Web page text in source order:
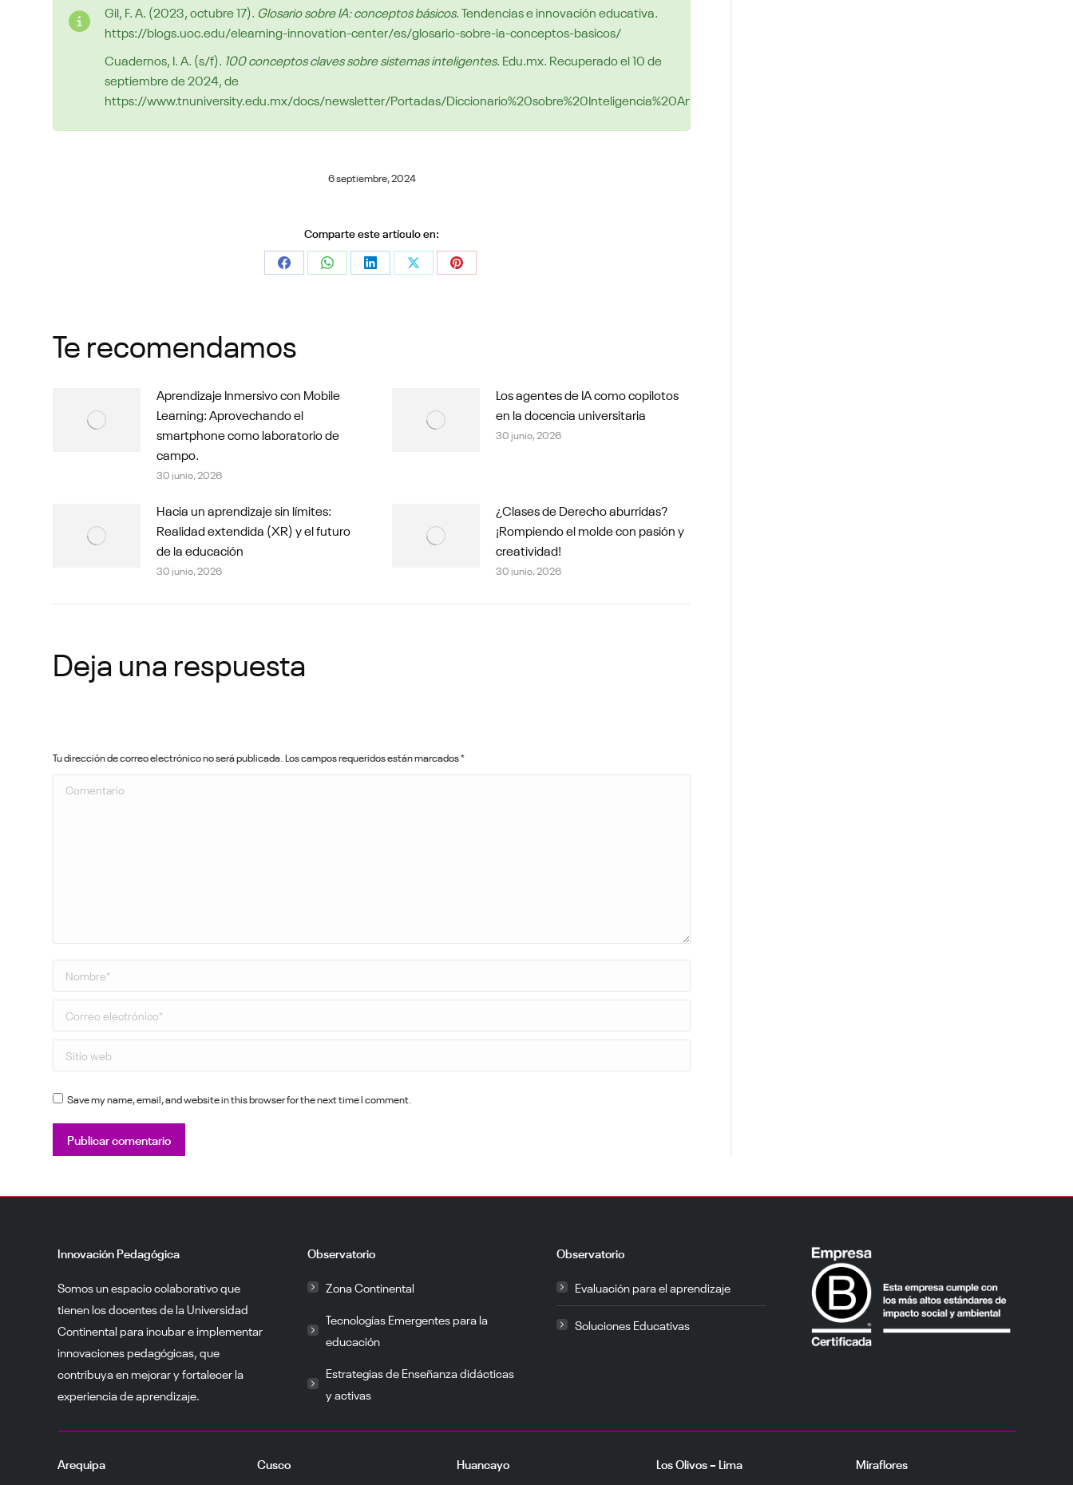
Gil, F. A. (2023, octubre 17). Glosario sobre IA: conceptos básicos. Tendencias e innovación educativa.
https://blogs.uoc.edu/elearning-innovation-center/es/glosario-sobre-ia-conceptos-basicos/
Cuadernos, I. A. (s/f). 100 conceptos claves sobre sistemas inteligentes. Edu.mx. Recuperado el 10 de
septiembre de 2024, de
https://www.tnuniversity.edu.mx/docs/newsletter/Portadas/Diccionario%20sobre%20Inteligencia%20Artificial.pdf
6 septiembre, 2024
Comparte este artículo en:
Share Share Share Share Share
Te recomendamos
Aprendizaje Inmersivo con Mobile
Learning: Aprovechando el
smartphone como laboratorio de
campo.
30 junio, 2026
Los agentes de IA como copilotos
en la docencia universitaria
30 junio, 2026
Hacia un aprendizaje sin límites:
Realidad extendida (XR) y el futuro
de la educación
30 junio, 2026
¿Clases de Derecho aburridas?
¡Rompiendo el molde con pasión y
creatividad!
30 junio, 2026
Deja una respuesta
Tu dirección de correo electrónico no será publicada. Los campos requeridos están marcados*
Comentario
Nombre *
Correo electrónico *
Sitio web
Save my name, email, and website in this browser for the next time I comment.
Publicar comentario
Innovación Pedagógica
Somos un espacio colaborativo que
tienen los docentes de la Universidad
Continental para incubar e implementar
innovaciones pedagógicas, que
contribuya en mejorar y fortalecer la
experiencia de aprendizaje.
Observatorio
Zona Continental
Tecnologías Emergentes para la
educación
Estrategias de Enseñanza didácticas
y activas
Observatorio
Evaluación para el aprendizaje
Soluciones Educativas
Arequipa Cusco Huancayo Los Olivos – Lima Miraflores